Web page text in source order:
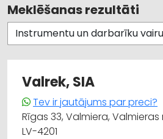
Visas nozares
Instrumentu un darbarīku
Celtniecības un remonta darbi
Apdares materiāli:
Meklēšanas rezultāti
Valrek, SIA
Tev ir jautājums par preci?
Rīgas 33, Valmiera, Valmieras
LV-4201